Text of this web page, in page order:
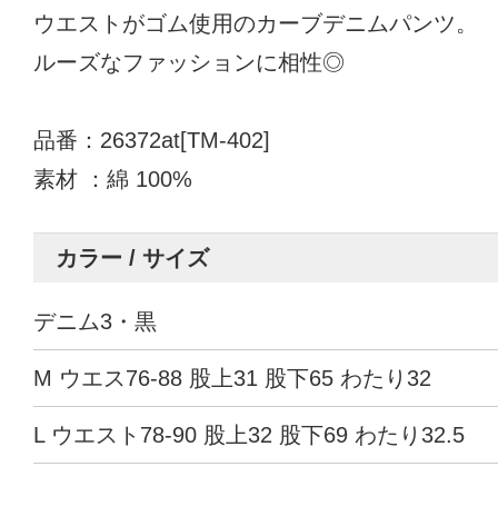
ウエストがゴム使用のカーブデニムパンツ。
ルーズなファッションに相性◎
品番：26372at[TM-402]
素材 ：綿 100%
カラー / サイズ
デニム3・黒
M ウエス76-88 股上31 股下65 わたり32
L ウエスト78-90 股上32 股下69 わたり32.5